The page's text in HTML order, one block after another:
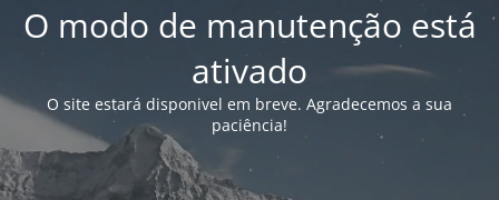
O modo de manutenção está
ativado
O site estará disponivel em breve. Agradecemos a sua
paciência!